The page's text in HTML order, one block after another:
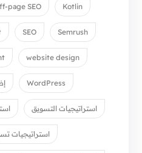
Kotlin
page SEO
Semrush
SEO
website design
WordPress
استراتيجيات التسويق
استراتيجيات